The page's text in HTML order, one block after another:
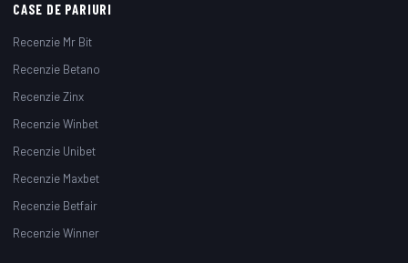
CASE DE PARIURI
Recenzie Mr Bit
Recenzie Betano
Recenzie Zinx
Recenzie Winbet
Recenzie Unibet
Recenzie Maxbet
Recenzie Betfair
Recenzie Winner